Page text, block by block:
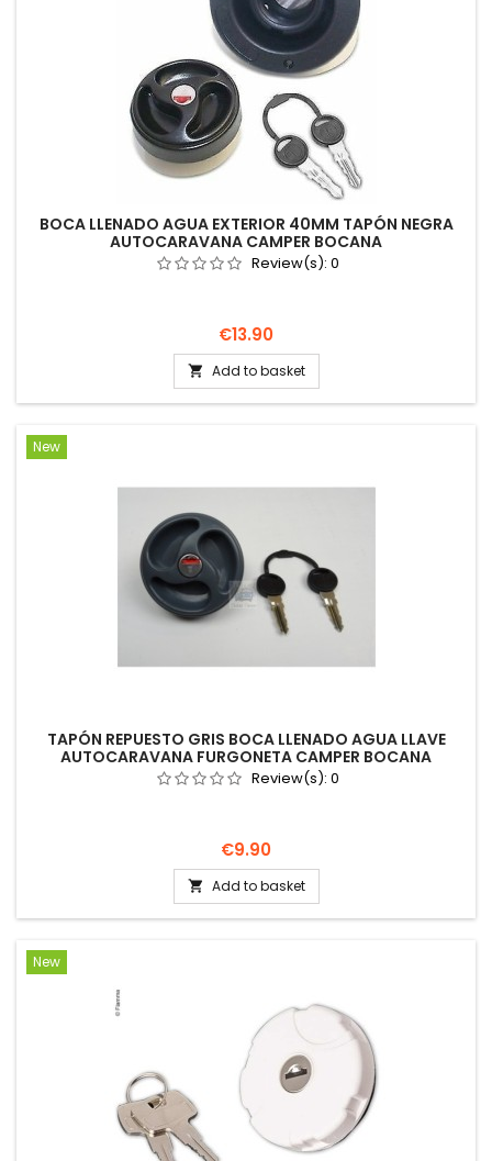
BOCA LLENADO AGUA EXTERIOR 40MM TAPÓN NEGRA
AUTOCARAVANA CAMPER BOCANA
Review(s): 0
Price
€13.90
 Add to basket
New
TAPÓN REPUESTO GRIS BOCA LLENADO AGUA LLAVE
AUTOCARAVANA FURGONETA CAMPER BOCANA
Review(s): 0
Price
€9.90
 Add to basket
New